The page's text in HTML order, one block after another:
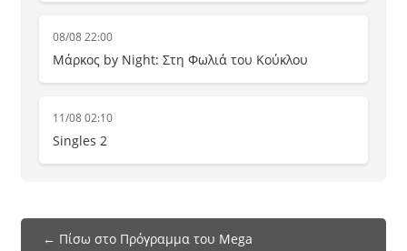
08/08 22:00
Μάρκος by Night: Στη Φωλιά του Κούκλου
11/08 02:10
Singles 2
← Πίσω στο Πρόγραμμα του Mega